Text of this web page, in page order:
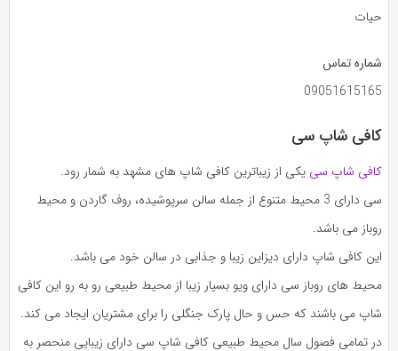
حیات
شماره تماس
09051615165
کافی شاپ سی
کافی شاپ سی یکی از زیباترین کافی شاپ های مشهد به شمار رود.
سی دارای 3 محیط متنوع از جمله سالن سرپوشیده، روف گاردن و محیط
روباز می باشد.
این کافی شاپ دارای دیزاین زیبا و جذابی در سالن خود می باشد.
محیط های روباز سی دارای ویو بسیار زیبا از محیط طبیعی رو به رو این کافی
شاپ می باشند که حس و حال پارک جنگلی را برای مشتریان ایجاد می کند.
در تمامی فصول سال محیط طبیعی کافی شاپ سی دارای زیبایی منحصر به